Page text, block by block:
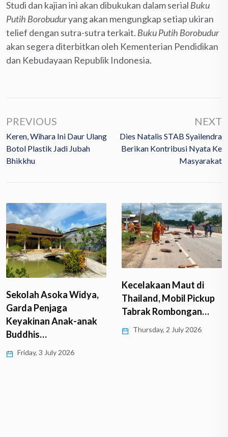
Studi dan kajian ini akan dibukukan dalam serial Buku
Putih Borobuduryang akan mengungkap setiap ukiran
telief dengan sutra-sutra terkait. Buku Putih Borobudur
akan segera diterbitkan oleh Kementerian Pendidikan
dan Kebudayaan Republik Indonesia.
PREVIOUS
Keren, Wihara Ini Daur Ulang
Botol Plastik Jadi Jubah
Bhikkhu
NEXT
Dies Natalis STAB Syailendra
Berikan Kontribusi Nyata Ke
Masyarakat
Sekolah Asoka Widya,
Garda Penjaga
Keyakinan Anak-anak
Buddhis…
Friday, 3 July 2026
Kecelakaan Maut di
Thailand, Mobil Pickup
Tabrak Rombongan…
Thursday, 2 July 2026